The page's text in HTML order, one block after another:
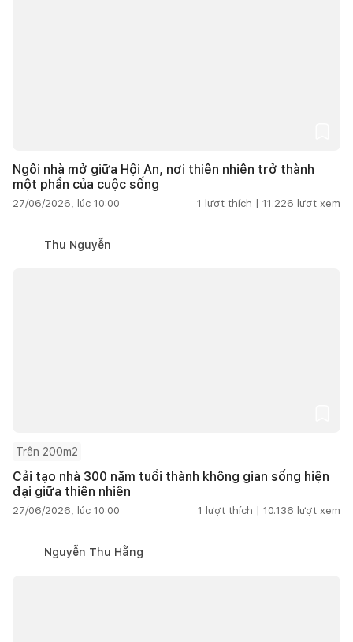
Ngôi nhà mở giữa Hội An, nơi thiên nhiên trở thành
một phần của cuộc sống
27/06/2026, lúc 10:00 1 lượt thích | 11.226 lượt xem
Thu Nguyễn
Trên 200m2
Cải tạo nhà 300 năm tuổi thành không gian sống hiện
đại giữa thiên nhiên
27/06/2026, lúc 10:00 1 lượt thích | 10.136 lượt xem
Nguyễn Thu Hằng